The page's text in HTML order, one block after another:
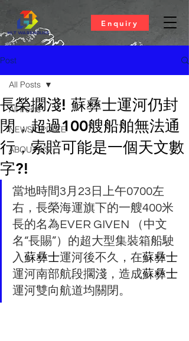
Enquiry
Post
All Posts
NEWS UPDATE
ABOUT US
All Posts
長榮擱淺! 蘇彝士運河仍封
閉，超過100艘船舶無法通
行，索賠可能是一個天文數
字?!
當地時間3月23日上午0700左
右，長榮海運旗下的一艘400米
長的名為EVER GIVEN （中文
名“長賜”）的超大型集裝箱船駛
入蘇彝士運河後不久，在蘇彝士
運河南部航段擱淺，造成蘇彝士
運河雙向航道均關閉。